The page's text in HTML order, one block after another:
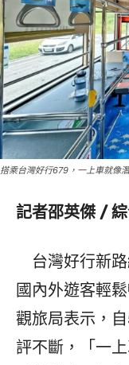
搭乘台灣好行679，一上車就像
記者邵英傑 /
台灣好行新路
國內外遊客輕
觀旅局表示，
評不斷，「一